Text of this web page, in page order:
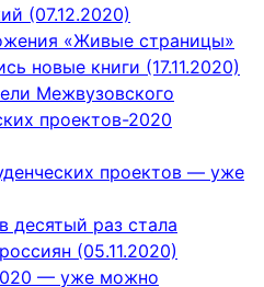
(07.12.2020)
«Живые страницы»
новые книги (17.11.2020)
Межвузовского
проектов-2020
проектов — уже
десятый раз стала
(05.11.2020)
— уже можно